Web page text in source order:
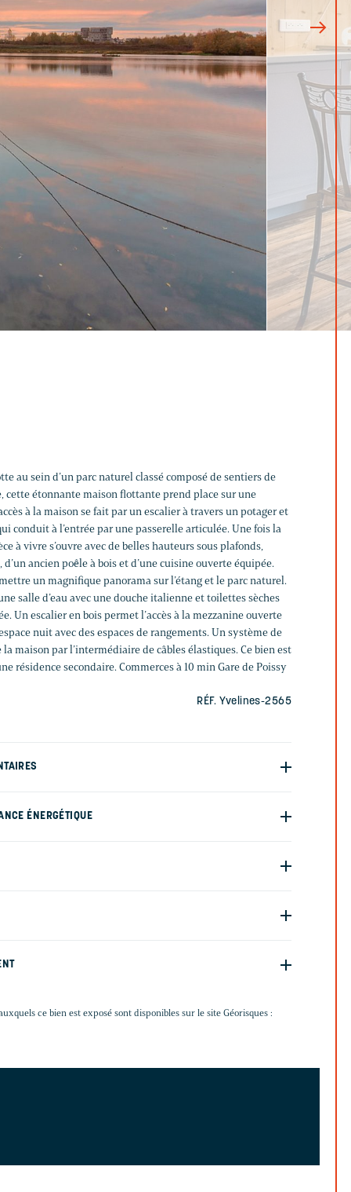
au sein d’un parc naturel classé composé de sentiers de
cette étonnante maison flottante prend place sur une
à la maison se fait par un escalier à travers un potager et
conduit à l’entrée par une passerelle articulée. Une fois la
à vivre s’ouvre avec de belles hauteurs sous plafonds,
ancien poêle à bois et d’une cuisine ouverte équipée.
un magnifique panorama sur l’étang et le parc naturel.
salle d’eau avec une douche italienne et toilettes sèches
Un escalier en bois permet l’accès à la mezzanine ouverte
nuit avec des espaces de rangements. Un système de
maison par l’intermédiaire de câbles élastiques. Ce bien est
résidence secondaire. Commerces à 10 min Gare de Poissy
RÉF. Yvelines-2565
ÉNERGÉTIQUE
ce bien est exposé sont disponibles sur le site Géorisques :